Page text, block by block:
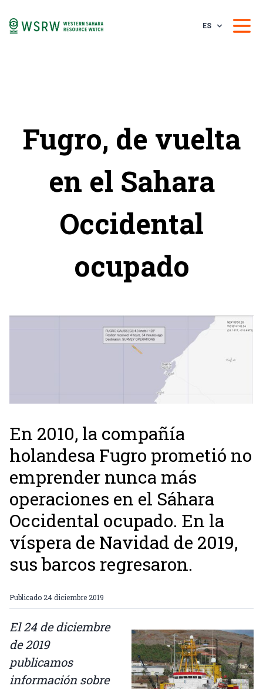
ES
Fugro, de vuelta
en el Sahara
Occidental
ocupado
En 2010, la compañía
holandesa Fugro prometió no
emprender nunca más
operaciones en el Sáhara
Occidental ocupado. En la
víspera de Navidad de 2019,
sus barcos regresaron.
Publicado 24 diciembre 2019
El 24 de diciembre
de 2019
publicamos
información sobre